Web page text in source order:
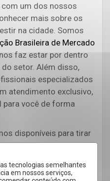
tecnologias semelhantes
em nossos serviços,
com um dos nossos
mais sobre os
na cidade. Somos
Brasileira de Mercado
faz estar por dentro
setor. Além disso,
especializados
atendimento exclusivo,
para você de forma
disponíveis para tirar
e pelas nossas redes
dúvidas pelo